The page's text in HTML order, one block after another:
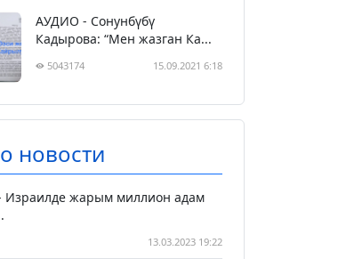
АУДИО - Сонунбүбү
Кадырова: “Мен жазган Ка...
5043174 15.09.2021 6:18
новости
жарым миллион адам
13.03.2023 19:22